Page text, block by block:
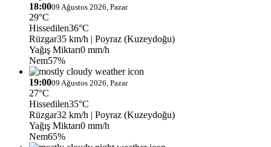
18:0009 Ağustos 2026, Pazar
29°C
Hissedilen36°C
Rüzgar35 km/h | Poyraz (Kuzeydoğu)
Yağış Miktarı0 mm/h
Nem57%
19:0009 Ağustos 2026, Pazar
27°C
Hissedilen35°C
Rüzgar32 km/h | Poyraz (Kuzeydoğu)
Yağış Miktarı0 mm/h
Nem65%